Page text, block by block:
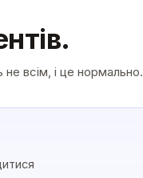
всім, і це нормально.